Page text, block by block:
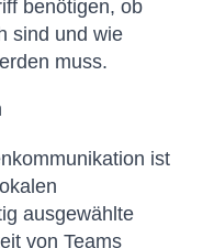
benötigen, ob
sind und wie
muss.
ist
ausgewählte
von Teams